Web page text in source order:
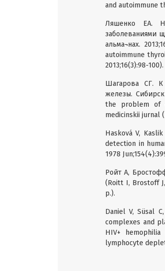
and autoimmune
Ляшенко ЕА.
заболеваниями
альма¬нах.
autoimmune
2013;16(3):98-100).
Шагарова СГ. К
железы.
the problem of
medicinskii jurnal
Hasková V,
detection in
1978
Ройт А,
(Roitt I, Brostoff
p.).
Daniel V, Süsal
complexes and
HIV+
lymphocyte